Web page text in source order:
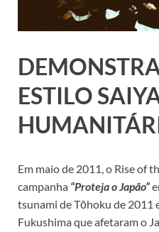
ESTILO
Em maio de 2011, o Rise of
campanha “Proteja o Japão”
tsunami de Tōhoku de 2011
Fukushima que afetaram o